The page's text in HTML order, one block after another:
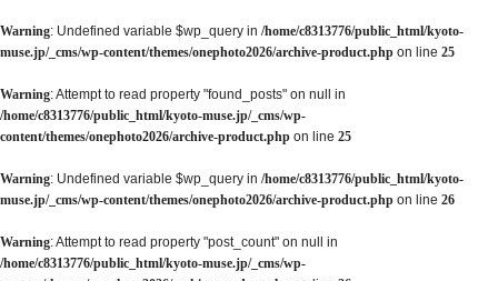
Warning: Undefined variable $wp_query in /home/c8313776/public_html/kyoto-
muse.jp/_cms/wp-content/themes/onephoto2026/archive-product.php on line 25
Warning: Attempt to read property "found_posts" on null in
/home/c8313776/public_html/kyoto-muse.jp/_cms/wp-
content/themes/onephoto2026/archive-product.php on line 25
Warning: Undefined variable $wp_query in /home/c8313776/public_html/kyoto-
muse.jp/_cms/wp-content/themes/onephoto2026/archive-product.php on line 26
Warning: Attempt to read property "post_count" on null in
/home/c8313776/public_html/kyoto-muse.jp/_cms/wp-